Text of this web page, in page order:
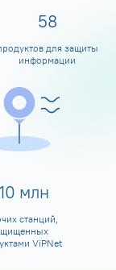
60
для защиты
информации
10 млн
станций,
ViPNet